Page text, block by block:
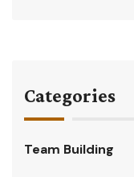
Categories
Team Building